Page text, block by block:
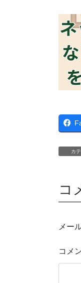
カ
コ
メー
コメ